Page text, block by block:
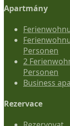
Apartmány
Personen
2
Personen
Business
Rezervace